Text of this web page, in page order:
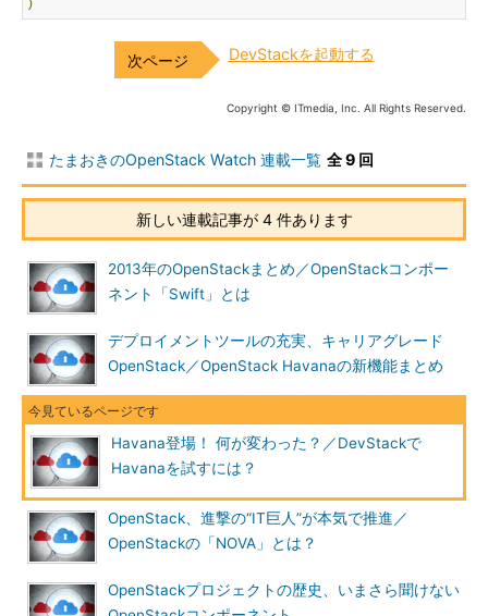
)
DevStackを起動する
Copyright © ITmedia, Inc. All Rights Reserved.
たまおきのOpenStack Watch 連載一覧 全 9 回
新しい連載記事が 4 件あります
2013年のOpenStackまとめ／OpenStackコンポー
ネント「Swift」とは
デプロイメントツールの充実、キャリアグレード
OpenStack／OpenStack Havanaの新機能まとめ
Havana登場！ 何が変わった？／DevStackで
Havanaを試すには？
OpenStack、進撃の“IT巨人”が本気で推進／
OpenStackの「NOVA」とは？
OpenStackプロジェクトの歴史、いまさら聞けない